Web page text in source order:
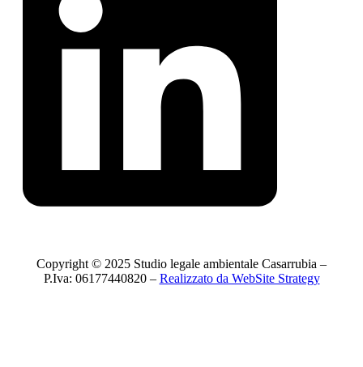
Copyright © 2025 Studio legale ambientale Casarrubia –
P.Iva: 06177440820 – Realizzato da WebSite Strategy